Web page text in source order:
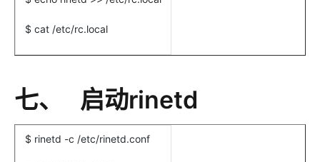
$ cat /etc/rc.local
七、 启动rinetd
$ rinetd -c /etc/rinetd.conf